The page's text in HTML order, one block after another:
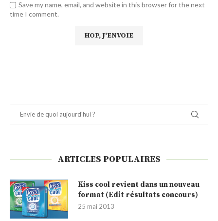
Save my name, email, and website in this browser for the next
time I comment.
ARTICLES POPULAIRES
Kiss cool revient dans un nouveau
format (Edit résultats concours)
25 mai 2013